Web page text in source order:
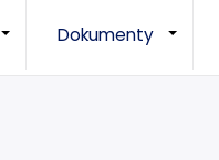
+ +
Dokumenty